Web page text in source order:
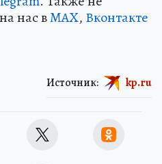
нас вMAX, Вконтакте
Источник: kp.ru